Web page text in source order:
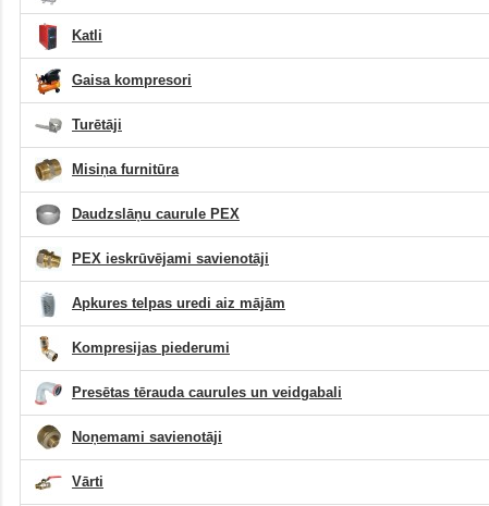
Katli
Gaisa kompresori
Turētāji
Misiņa furnitūra
Daudzslāņu caurule PEX
PEX ieskrūvējami savienotāji
Apkures telpas uredi aiz mājām
Kompresijas piederumi
Presētas tērauda caurules un veidgabali
Noņemami savienotāji
Vārti